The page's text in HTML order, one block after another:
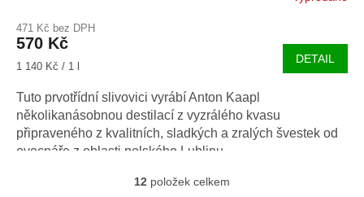
471 Kč bez DPH
570 Kč
Měrná
1 140 Kč / 1 l
DETAIL
Tuto prvotřídní slivovici vyrábí Anton Kaapl
několikanásobnou destilací z vyzrálého kvasu
připraveného z kvalitních, sladkých a zralých švestek od
ovocnáře z oblasti polského Lublinu.
O
12 položek celkem